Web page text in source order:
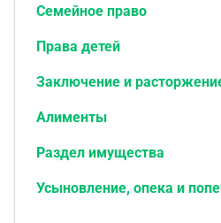
Семейное право
Права детей
Заключение и
Алименты
Раздел имущества
Усыновление, опека и